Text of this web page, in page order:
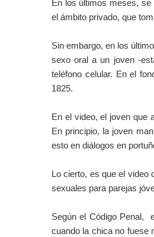
En los últimos meses, se
el ámbito privado, que
Sin embargo, en los
sexo oral a un joven -
teléfono celular. En el
1825.
En el video, el joven que
En principio, la joven
esto en diálogos en
Lo cierto, es que el video
sexuales para parejas
Según el Código Penal,
cuando la chica no fuese